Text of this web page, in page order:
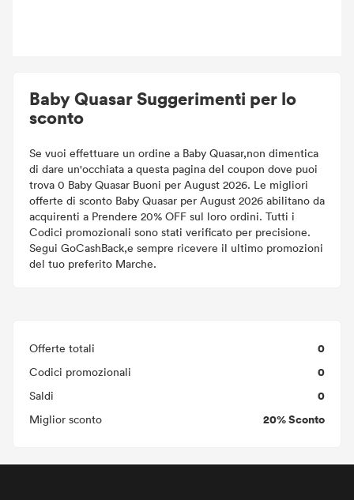
Baby Quasar Suggerimenti per lo
sconto
Se vuoi effettuare un ordine a Baby Quasar,non dimentica
di dare un'occhiata a questa pagina del coupon dove puoi
trova 0 Baby Quasar Buoni per August 2026. Le migliori
offerte di sconto Baby Quasar per August 2026 abilitano da
acquirenti a Prendere 20% OFF sul loro ordini. Tutti i
Codici promozionali sono stati verificato per precisione.
Segui GoCashBack,e sempre ricevere il ultimo promozioni
del tuo preferito Marche.
Offerte totali 0
Codici promozionali 0
Saldi 0
Miglior sconto 20% Sconto